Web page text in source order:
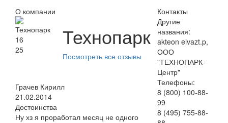
О компании
16
25
Технопарк
Посмотреть все отзывы
Грачев Кирилл
21.02.2014
Достоинства
Ну хз я проработал месяц не одного
Контакты
Другие
названия:
akteon eivazt.p,
ООО
"ТЕХНОПАРК-
Центр"
Телефоны:
8 (800) 100-88-
99
8 (495) 755-88-